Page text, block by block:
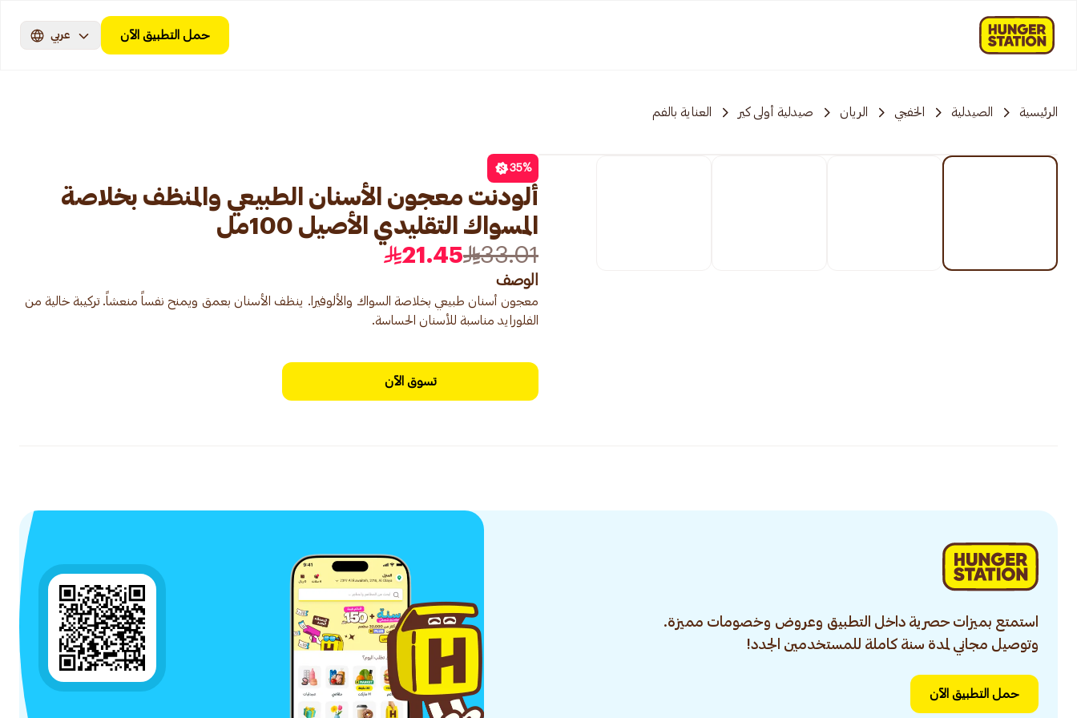
حمل التطبيق الآن عربي
الرئيسية الصيدلية الخفجي الريان صيدلية أولى كير العناية بالفم
35%
ألودنت معجون الأسنان الطبيعي والمنظف بخلاصة
المسواك التقليدي الأصيل 100مل
33.01
21.45
الوصف
معجون أسنان طبيعي بخلاصة السواك والألوفيرا. ينظف الأسنان بعمق ويمنح نفساً منعشاً. تركيبة خالية من
الفلورايد مناسبة للأسنان الحساسة.
تسوق الآن
استمتع بميزات حصرية داخل التطبيق وعروض وخصومات مميزة.
وتوصيل مجاني لمدة سنة كاملة للمستخدمين الجدد!
حمل التطبيق الآن